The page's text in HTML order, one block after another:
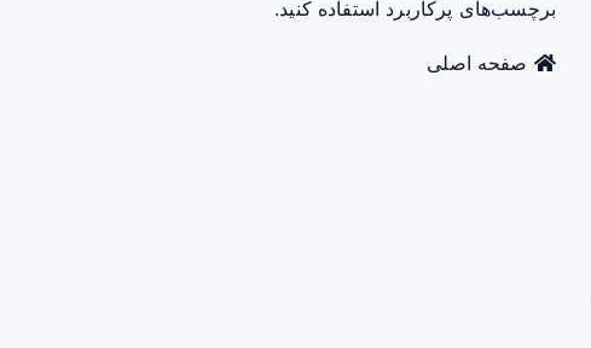
برچسب‌های پرکاربرد استفاده کنید.
صفحه اصلی